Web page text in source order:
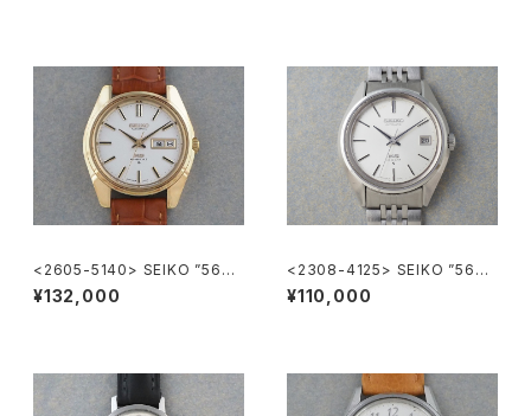
<2605-5140> SEIKO ”56K
S" KING SEIKO
¥132,000
<2308-4125> SEIKO ”56K
S" KING SEIKO
¥110,000